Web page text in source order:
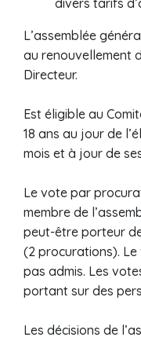
divers tarifs
L’assemblée
au renouvellement
Directeur.
Est éligible au
18 ans au jour de
mois et à jour de
Le vote par
membre de
peut-être porteur
(2 procurations).
pas admis. Les
portant sur des
Les décisions de